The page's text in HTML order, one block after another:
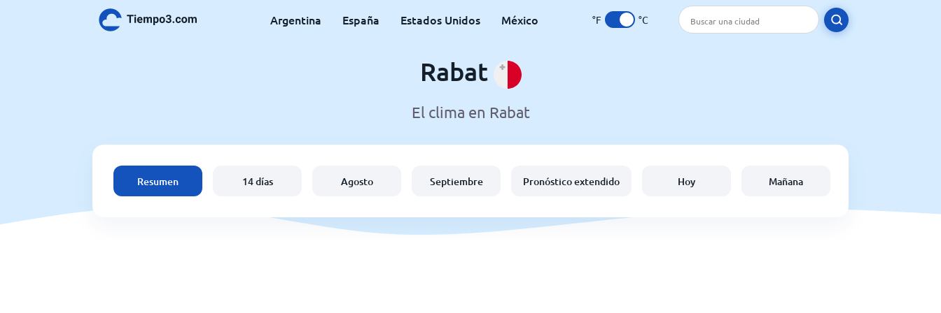
Argentina España Estados Unidos México °F °C
Rabat
El clima en Rabat
Resumen 14 días Agosto Septiembre Pronóstico extendido Hoy Mañana